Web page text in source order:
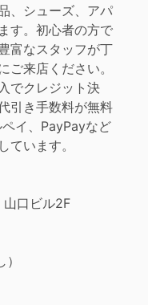
、シューズ、アパ
す。初心者の方で
富なスタッフが丁
ご来店ください。
でクレジット決
引き手数料が無料
イ、PayPayなど
ています。
口ビル2F